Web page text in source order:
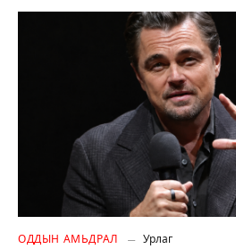
ОДДЫН АМЬДРАЛ Урлаг